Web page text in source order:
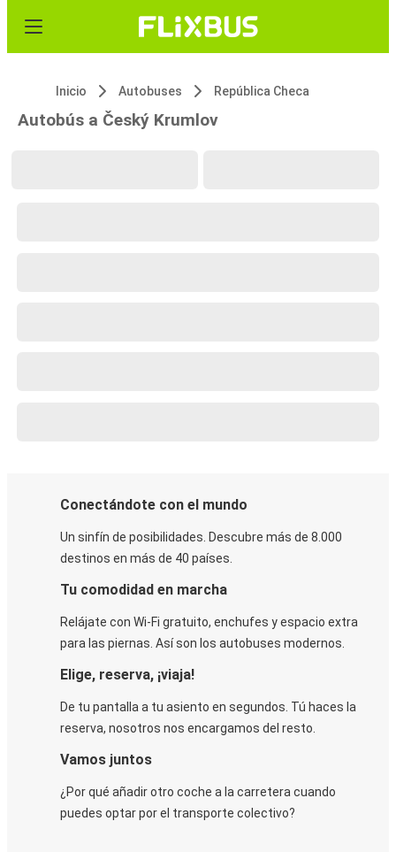
Inicio Autobuses República Checa
Autobús a Český Krumlov
Conectándote con el mundo
Un sinfín de posibilidades. Descubre más de 8.000
destinos en más de 40 países.
Tu comodidad en marcha
Relájate con Wi-Fi gratuito, enchufes y espacio extra
para las piernas. Así son los autobuses modernos.
Elige, reserva, ¡viaja!
De tu pantalla a tu asiento en segundos. Tú haces la
reserva, nosotros nos encargamos del resto.
Vamos juntos
¿Por qué añadir otro coche a la carretera cuando
puedes optar por el transporte colectivo?